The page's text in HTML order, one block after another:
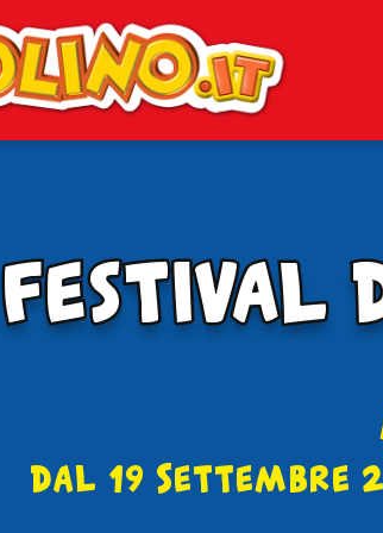
festival
festival
dal 19 Settembre